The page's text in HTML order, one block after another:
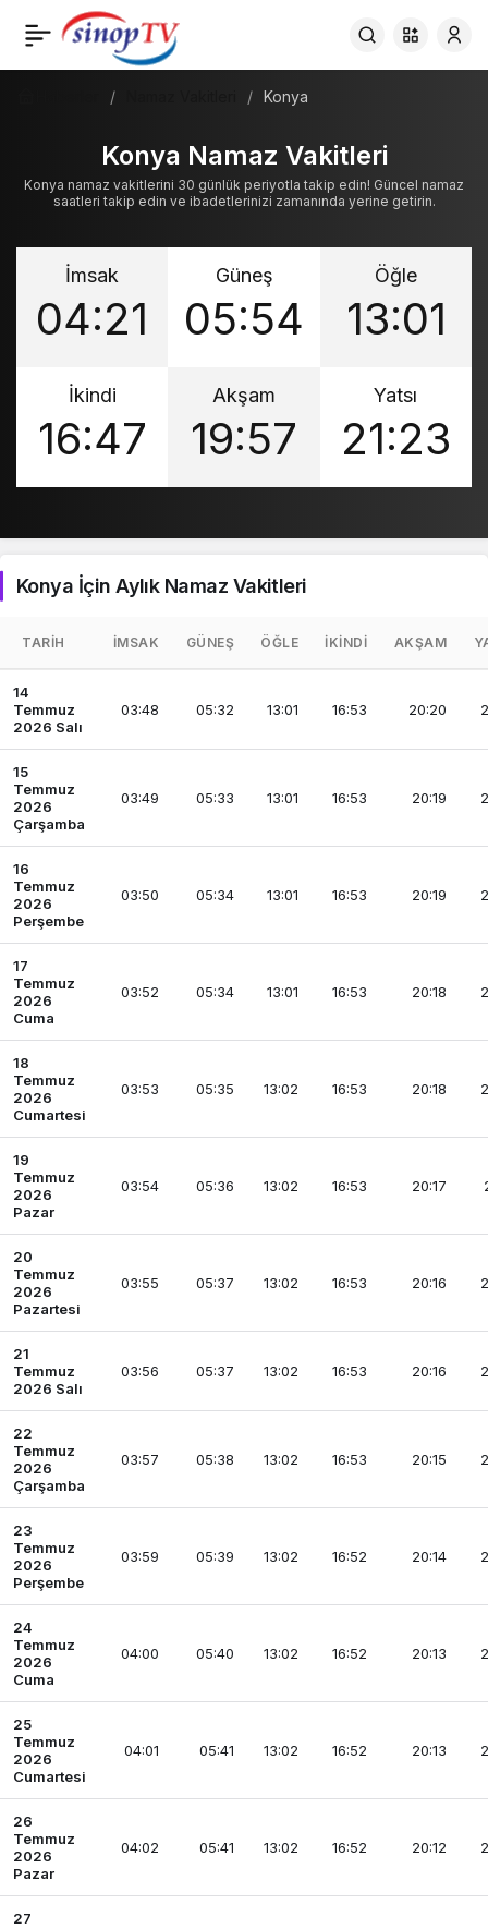
Konya
Konya Namaz Vakitleri
Konya namaz vakitlerini 30 günlük periyotla takip edin! Güncel namaz
saatleri takip edin ve ibadetlerinizi zamanında yerine getirin.
İmsak
04:21
Güneş
05:54
Öğle
13:01
İkindi
16:47
Akşam
19:57
Yatsı
21:23
Konya İçin Aylık Namaz Vakitleri
TARIH İMSAK GÜNEŞ ÖĞLE İKINDI AKŞAM
14
Temmuz
2026 Salı
03:48 05:32 13:01 16:53 20:20
15
Temmuz
2026
Çarşamba
03:49 05:33 13:01 16:53 20:19
16
Temmuz
2026
Perşembe
03:50 05:34 13:01 16:53 20:19
17
Temmuz
2026
Cuma
03:52 05:34 13:01 16:53 20:18
18
Temmuz
2026
Cumartesi
03:53 05:35 13:02 16:53 20:18
19
Temmuz
2026
Pazar
03:54 05:36 13:02 16:53 20:17
20
Temmuz
2026
Pazartesi
03:55 05:37 13:02 16:53 20:16
21
Temmuz
2026 Salı
03:56 05:37 13:02 16:53 20:16
22
Temmuz
2026
Çarşamba
03:57 05:38 13:02 16:53 20:15
23
Temmuz
2026
Perşembe
03:59 05:39 13:02 16:52 20:14
24
Temmuz
2026
Cuma
04:00 05:40 13:02 16:52 20:13
25
Temmuz
2026
Cumartesi
04:01 05:41 13:02 16:52 20:13
26
Temmuz
2026
Pazar
04:02 05:41 13:02 16:52 20:12
27